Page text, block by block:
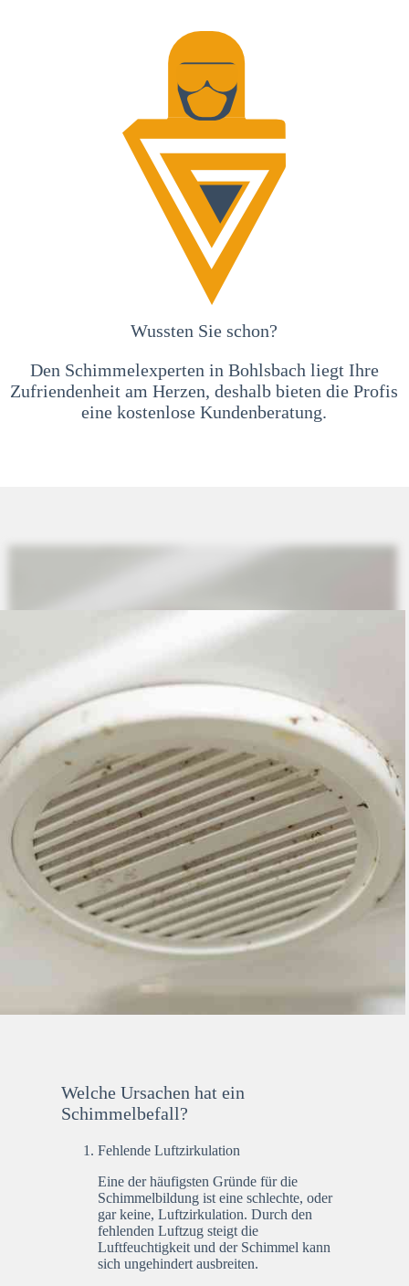
Wussten Sie schon?
Den Schimmelexperten in Bohlsbach liegt Ihre
Zufriendenheit am Herzen, deshalb bieten die Profis
eine kostenlose Kundenberatung.
Welche Ursachen hat ein
Schimmelbefall?
Fehlende Luftzirkulation
Eine der häufigsten Gründe für die
Schimmelbildung ist eine schlechte, oder
gar keine, Luftzirkulation. Durch den
fehlenden Luftzug steigt die
Luftfeuchtigkeit und der Schimmel kann
sich ungehindert ausbreiten.